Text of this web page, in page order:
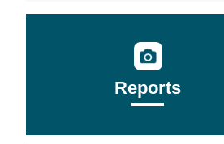
Reports